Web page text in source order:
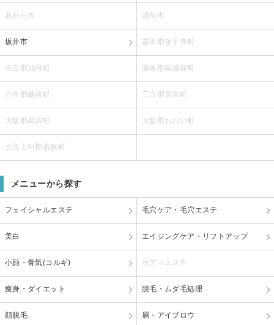
あわら市 越前市
坂井市 吉田郡永平寺町
今立郡池田町 南条郡南越前町
丹生郡越前町 三方郡美浜町
大飯郡高浜町 大飯郡おおい町
三方上中郡若狭町
メニューから探す
フェイシャルエステ 毛穴ケア・毛穴エステ
美白 エイジングケア・リフトアップ
小顔・骨気(コルギ) ボディエステ
痩身・ダイエット 脱毛・ムダ毛処理
顔脱毛 眉・アイブロウ